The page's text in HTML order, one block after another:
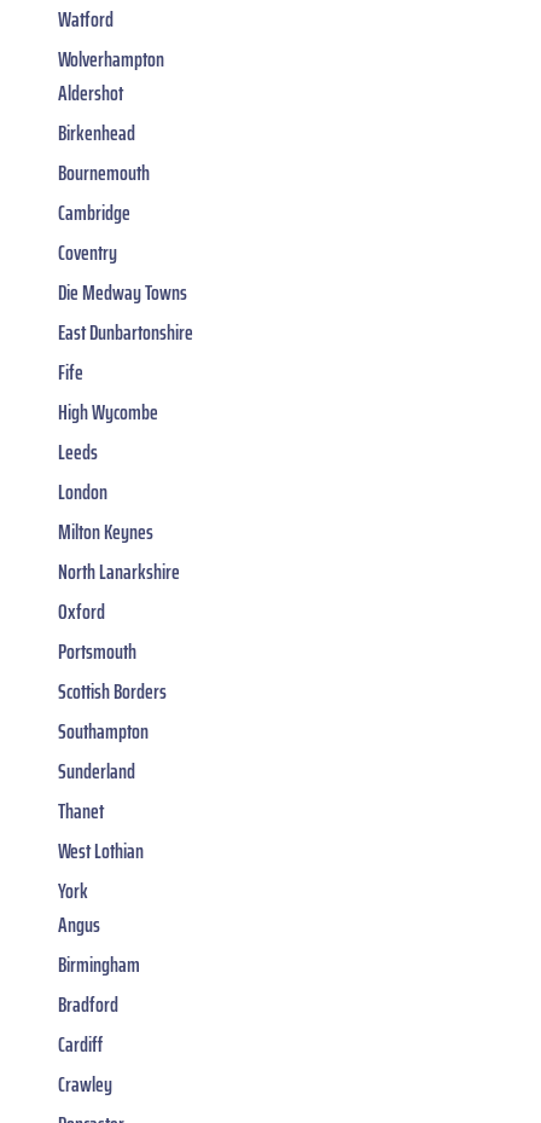
Watford
Wolverhampton
Aldershot
Birkenhead
Bournemouth
Cambridge
Coventry
Die Medway Towns
East Dunbartonshire
Fife
High Wycombe
Leeds
London
Milton Keynes
North Lanarkshire
Oxford
Portsmouth
Scottish Borders
Southampton
Sunderland
Thanet
West Lothian
York
Angus
Birmingham
Bradford
Cardiff
Crawley